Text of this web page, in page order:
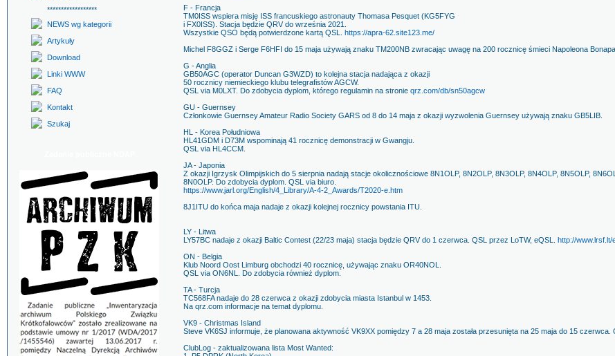
******************
NEWS wg kategorii
Artykuły
Download
Linki WWW
FAQ
Kontakt
Szukaj
F - Francja
TM0ISS wspiera misję ISS francuskiego astronauty Thomasa Pesquet (KG5FYG
i FX0ISS). Stacja będzie QRV do września 2021.
Wszystkie QSO będą potwierdzone kartą QSL. https://apra-62.site123.me/
Michel F8GGZ i Serge F6HFI do 15 maja używają znaku TM200NB zwracając uwagę na 200 rocznicę śmieci Napoleona
G - Anglia
GB50AGC (operator Duncan G3WZD) to kolejna stacja nadająca z okazji
50 rocznicy niemieckiego klubu telegrafistów AGCW.
QSL via M0LXT. Do zdobycia dyplom, którego regulamin na stronie qrz.com/db/sn50agcw
GU - Guernsey
Członkowie Guernsey Amateur Radio Society GARS od 8 do 14 maja z okazji wyzwolenia Guernsey używają znaku GB5LIB.
HL - Korea Południowa
HL41GDM i D73M wspominają 41 rocznicę demonstracji w Gwangju.
QSL via HL4CCM.
JA - Japonia
Z okazji Igrzysk Olimpijskich do 5 sierpnia nadają stacje okolicznościowe 8N1OLP, 8N2OLP, 8N3OLP, 8N4OLP, 8N5OLP,
8N0OLP. Do zdobycia dyplom. QSL via biuro.
https://www.jarl.org/English/4_Library/A-4-2_Awards/T2020-e.htm
8J1ITU do końca maja nadaje z okazji kolejnej rocznicy powstania ITU.
LY - Litwa
LY57BC nadaje z okazji Baltic Contest (22/23 maja) stacja będzie QRV do 1 czerwca. QSL przez LoTW, eQSL. http://
ON - Belgia
Klub Noord Oost Limburg obchodzi 40 rocznicę, używając znaku OR40NOL.
QSL via ON6NL. Do zdobycia również dyplom.
TA - Turcja
TC568FA nadaje do 28 czerwca z okazji zdobycia miasta Istanbul w 1453.
Na qrz.com informacje na temat dyplomu.
VK9 - Christmas Island
Steve VK6SJ informuje, że planowana aktywność VK9XX pomiędzy 7 a 28 maja została przesunięta na 25 maja do 15 czerwca.
ClubLog - zaktualizowana lista Most Wanted: